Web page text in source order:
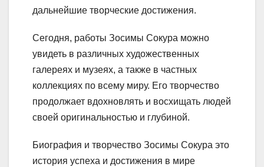
дальнейшие творческие достижения.
Сегодня, работы Зосимы Сокура можно
увидеть в различных художественных
галереях и музеях, а также в частных
коллекциях по всему миру. Его творчество
продолжает вдохновлять и восхищать людей
своей оригинальностью и глубиной.
Биография и творчество Зосимы Сокура это
история успеха и достижения в мире